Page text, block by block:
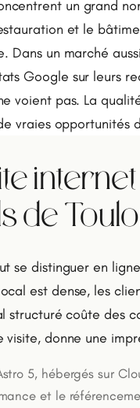
un grand
et le
Dans un marché
Google sur leurs
voient pas. La
vraies opportunités
de
se distinguer en
est dense, les
structuré coûte des
donne une
5, hébergés sur
et le